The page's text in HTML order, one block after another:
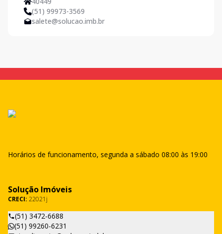
(51) 99973-3569
salete@solucao.imb.br
Horários de funcionamento, segunda a sábado 08:00 às 19:00
Solução Imóveis
CRECI: 22021j
(51) 3472-6688
(51) 99260-6231